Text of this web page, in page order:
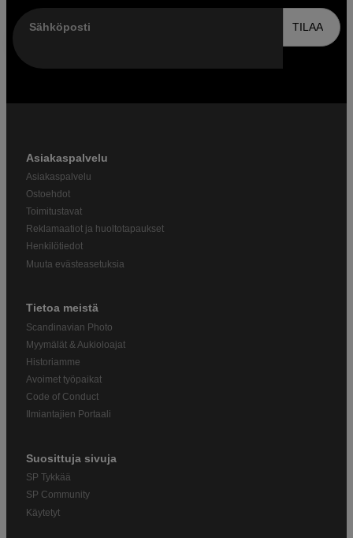
Sähköposti TILAA
Asiakaspalvelu
Asiakaspalvelu
Ostoehdot
Toimitustavat
Reklamaatiot ja huoltotapaukset
Henkilötiedot
Muuta evästeasetuksia
Tietoa meistä
Scandinavian Photo
Myymälät & Aukioloajat
Historiamme
Avoimet työpaikat
Code of Conduct
Ilmiantajien Portaali
Suosittuja sivuja
SP Tykkää
SP Community
Käytetyt